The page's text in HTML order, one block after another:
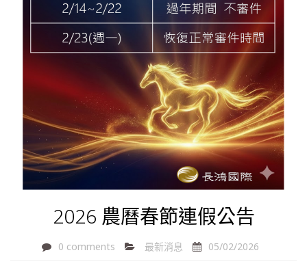
2026 農曆春節連假公告
0 comments 最新消息 05/02/2026